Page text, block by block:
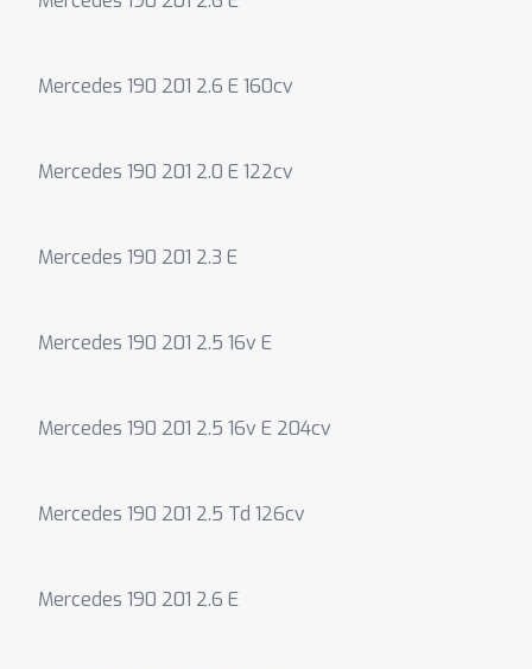
Mercedes 190 201 2.6 E 160cv
Mercedes 190 201 2.0 E 122cv
Mercedes 190 201 2.3 E
Mercedes 190 201 2.5 16v E
Mercedes 190 201 2.5 16v E 204cv
Mercedes 190 201 2.5 Td 126cv
Mercedes 190 201 2.6 E